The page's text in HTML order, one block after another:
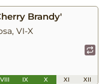
Brandy'
VI-X
VIII IX X XI XII